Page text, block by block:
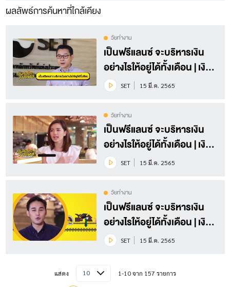
ผลลัพธ์การค้นหาที่ใกล้เคียง
วัยทำงาน
เป็นฟรีแลนซ์ จะบริหารเงิน
อย่างไรให้อยู่ได้ทั้งเดือน | เงิน
ทองต้องวางแผน Season 3
EP.9 (3/3)
SET 15 มี.ค. 2565
วัยทำงาน
เป็นฟรีแลนซ์ จะบริหารเงิน
อย่างไรให้อยู่ได้ทั้งเดือน | เงิน
ทองต้องวางแผน Season 3
EP.9 (2/3)
SET 15 มี.ค. 2565
วัยทำงาน
เป็นฟรีแลนซ์ จะบริหารเงิน
อย่างไรให้อยู่ได้ทั้งเดือน | เงิน
ทองต้องวางแผน Season 3
EP.9 (1/3)
SET 15 มี.ค. 2565
แสดง 10 1-10 จาก 157 รายการ